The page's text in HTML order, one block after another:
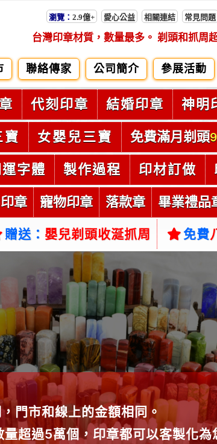
瀏覽： 2.9億+ 愛心公益 相關連結 常見問題
台灣印章材質，數量最多。 剃頭和抓周
聯絡傳家 公司簡介 參展活動
代刻印章 結婚印章 神明
寶 女嬰兒三寶 免費滿月剃頭
運字體 製作過程 印材訂做
章 寵物印章 落款章 畢業禮品
贈送： 嬰兒剃頭收涎抓周 免費
門市和線上的金額相同。
超過5萬個，印章都可以客製化為